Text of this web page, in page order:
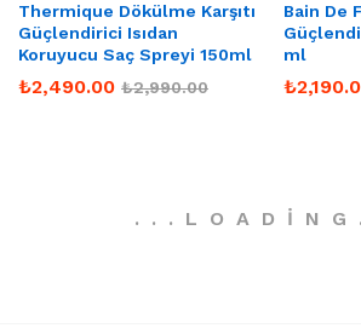
Thermique Dökülme Karşıtı
Güçlendirici Isıdan
Koruyucu Saç Spreyi 150ml
₺2,490.00 ₺2,990.00
Bain De
ml
₺
. . . LOADING